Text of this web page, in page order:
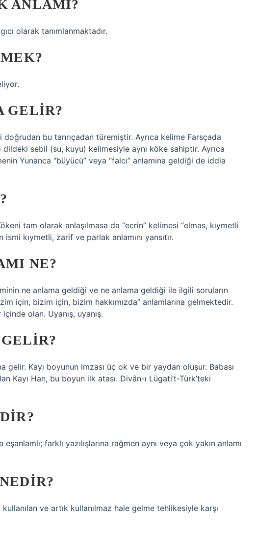
ANLAMI?
olarak tanımlanmaktadır.
GELIR?
doğrudan bu tanrıçadan türemiştir. Ayrıca kelime Farsçada
dildeki sebil (su, kuyu) kelimesiyle aynı köke sahiptir. Ayrıca
Yunanca “büyücü” veya “falcı” anlamına geldiği de iddia
tam olarak anlaşılmasa da “ecrin” kelimesi “elmas, kıymetli
kıymetli, zarif ve parlak anlamını yansıtır.
NE?
ne anlama geldiği ve ne anlama geldiği ile ilgili soruların
için, bizim için, bizim hakkımızda” anlamlarına gelmektedir.
olan. Uyanış, uyanış.
gelir. Kayı boyunun imzası üç ok ve bir yaydan oluşur. Babası
Kayı Han, bu boyun ilk atası. Divân-ı Lügati’t-Türk’teki
farklı yazılışlarına rağmen aynı veya çok yakın anlamı
ve artık kullanılmaz hale gelme tehlikesiyle karşı